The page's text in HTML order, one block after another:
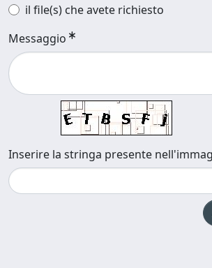
il file(s) che avete richiesto
Messaggio
Inserire la stringa presente